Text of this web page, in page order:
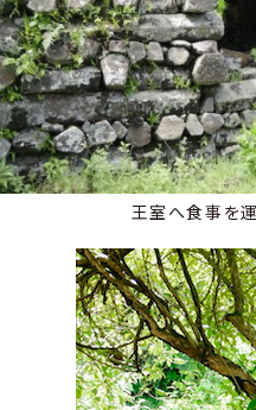
王室へ食事を